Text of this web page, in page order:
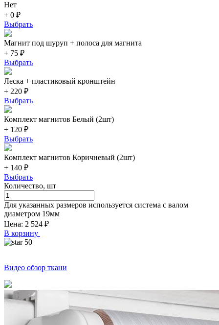
Нет
+ 0 ₽
Выбрать
Магнит под шуруп + полоса для магнита
+ 75 ₽
Выбрать
Леска + пластиковый кронштейн
+ 220 ₽
Выбрать
Комплект магнитов Белый (2шт)
+ 120 ₽
Выбрать
Комплект магнитов Коричневый (2шт)
+ 140 ₽
Выбрать
Количество, шт
Для указанных размеров используется система с валом
диаметром 19мм
Цена: 2 524 ₽
В корзину
50
Видео обзор ткани